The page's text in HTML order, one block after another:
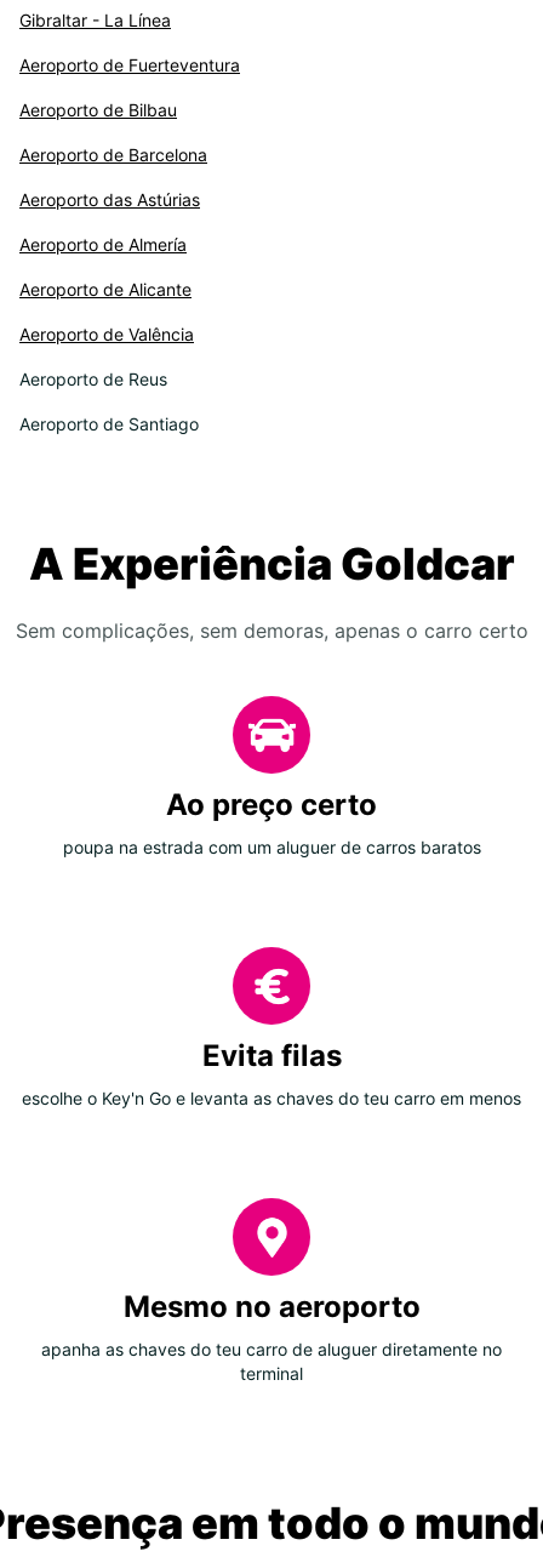
Gibraltar - La Línea
Aeroporto de Fuerteventura
Aeroporto de Bilbau
Aeroporto de Barcelona
Aeroporto das Astúrias
Aeroporto de Almería
Aeroporto de Alicante
Aeroporto de Valência
Aeroporto de Reus
Aeroporto de Santiago
A Experiência Goldcar
Sem complicações, sem demoras, apenas o carro certo
Ao preço certo
poupa na estrada com um aluguer de carros baratos
Evita filas
escolhe o Key'n Go e levanta as chaves do teu carro em menos
Mesmo no aeroporto
apanha as chaves do teu carro de aluguer diretamente no
terminal
em todo o